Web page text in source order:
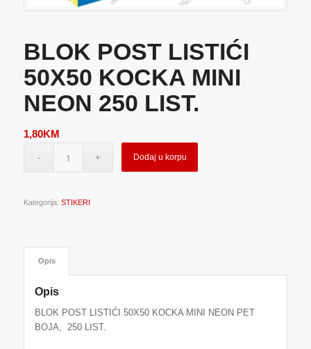
BLOK POST LISTIĆI
50X50 KOCKA MINI
NEON 250 LIST.
1,80KM
Dodaj u korpu
Kategorija: STIKERI
Opis
Opis
BLOK POST LISTIĆI 50X50 KOCKA MINI NEON PET
BOJA, 250 LIST.